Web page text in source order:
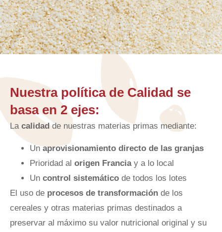
Nuestra política de Calidad se
basa en 2 ejes:
La calidadde nuestras materias primas mediante:
Unaprovisionamiento directo de las granjas
Prioridad al origen Franciay a lo local
Un control sistemático de todos los lotes
El uso de procesos de transformación de los
cereales y otras materias primas destinados a
preservar al máximo su valor nutricional original y su